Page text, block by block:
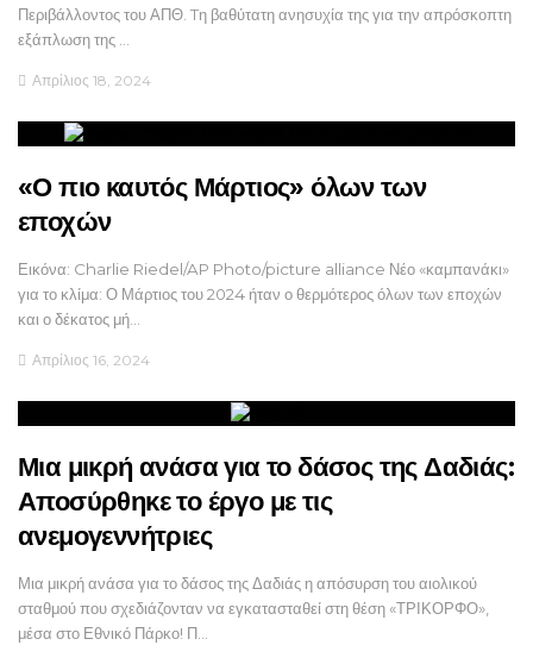
Περιβάλλοντος του ΑΠΘ. Tη βαθύτατη ανησυχία της για την απρόσκοπτη
εξάπλωση της …
Απρίλιος 18, 2024
«Ο πιο καυτός Μάρτιος» όλων των
εποχών
Εικόνα: Charlie Riedel/AP Photo/picture alliance Νέο «καμπανάκι»
για το κλίμα: Ο Μάρτιος του 2024 ήταν ο θερμότερος όλων των εποχών
και ο δέκατος μή…
Απρίλιος 16, 2024
Μια μικρή ανάσα για το δάσος της Δαδιάς:
Αποσύρθηκε το έργο με τις
ανεμογεννήτριες
Μια μικρή ανάσα για το δάσος της Δαδιάς η απόσυρση του αιολικού
σταθμού που σχεδιάζονταν να εγκατασταθεί στη θέση «ΤΡΙΚΟΡΦΟ»,
μέσα στο Εθνικό Πάρκο! Π…